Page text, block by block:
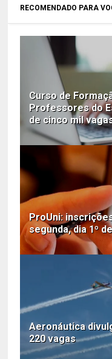
RECOMENDADO PARA
Curso de
Professores do
de cinco mil
ProUni:
segunda, dia 1º
Aeronáutica
220 vagas